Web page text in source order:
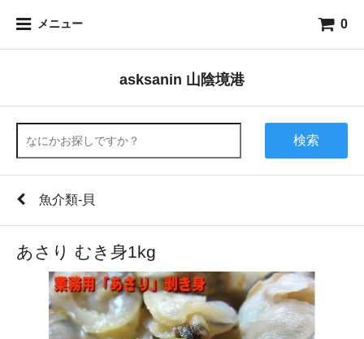
メニュー 0
asksanin 山陰境港
検索
魚介類-貝
あさり むき身1kg